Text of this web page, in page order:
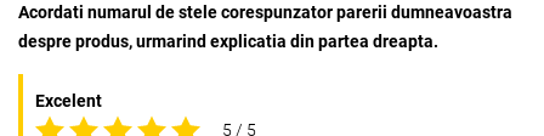
Acordati numarul de stele corespunzator parerii dumneavoastra
despre produs, urmarind explicatia din partea dreapta.
Excelent
5 / 5